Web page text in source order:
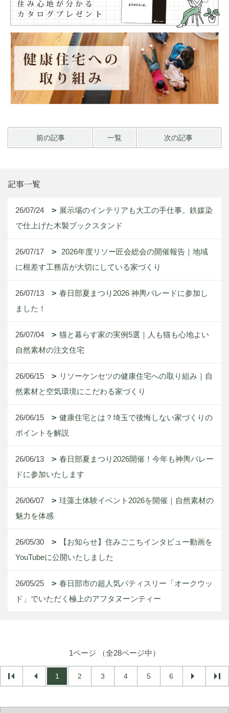
前の記事 一覧 次の記事
記事一覧
26/07/24
展示場のインテリアも大工の手仕事。鉄媒染
で仕上げた木製ブックスタンド
26/07/17
2026年度リソー匠会総会の開催報告｜地域
に根差す工務店が大切にしている家づくり
26/07/13
春日部夏まつり2026 神輿パレードに参加し
ました！
26/07/04
猫と暮らす家の実例5選｜人も猫も心地よい
自然素材の注文住宅
26/06/15
リソーケンセツの健康住宅への取り組み｜自
然素材と空気環境にこだわる家づくり
26/06/15
健康住宅とは？埼玉で後悔しない家づくりの
ポイントを解説
26/06/13
春日部夏まつり2026開催！今年も神輿パレー
ドに参加いたします
26/06/07
珪藻土体験イベント2026を開催｜自然素材の
魅力を体感
26/05/30
【お知らせ】住みごこちインタビュー動画を
YouTubeに公開いたしました
26/05/25
春日部市の超人気パティスリー「オークウッ
ド」でいただく極上のアフタヌーンティー
1ページ （全28ページ中）
1 2 3 4 5 6